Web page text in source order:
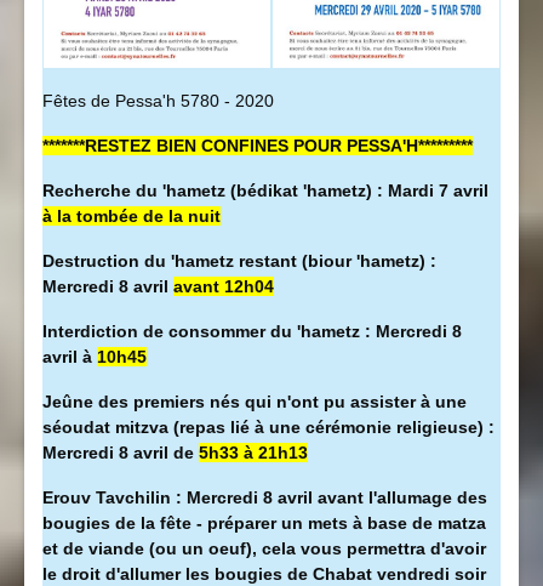
Fêtes de Pessa'h 5780 - 2020
*******RESTEZ BIEN CONFINES POUR PESSA'H*********
Recherche du 'hametz (bédikat 'hametz) : Mardi 7 avril
à la tombée de la nuit
Destruction du 'hametz restant (biour 'hametz) :
Mercredi 8 avril avant 12h04
Interdiction de consommer du 'hametz : Mercredi 8
avril à 10h45
Jeûne des premiers nés qui n'ont pu assister à une
séoudat mitzva (repas lié à une cérémonie religieuse) :
Mercredi 8 avril de 5h33 à 21h13
Erouv Tavchilin : Mercredi 8 avril avant l'allumage des
bougies de la fête - préparer un mets à base de matza
et de viande (ou un oeuf), cela vous permettra d'avoir
le droit d'allumer les bougies de Chabat vendredi soir